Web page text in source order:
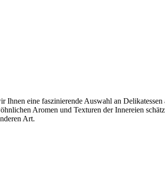
eine faszinierende Auswahl an
Aromen und Texturen der Innereien
Art.